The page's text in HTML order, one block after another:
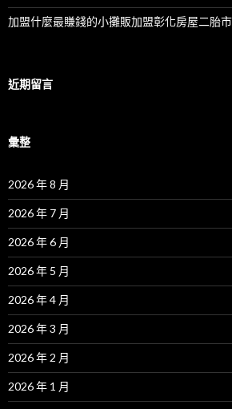
加盟什麼最賺錢的小攤販加盟彰化房屋二胎
近期留言
彙整
2026 年 8 月
2026 年 7 月
2026 年 6 月
2026 年 5 月
2026 年 4 月
2026 年 3 月
2026 年 2 月
2026 年 1 月